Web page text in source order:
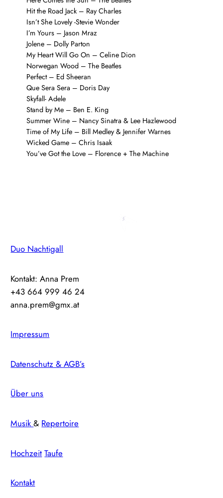
Hit the Road Jack – Ray Charles
Isn’t She Lovely -Stevie Wonder
I’m Yours – Jason Mraz
Jolene – Dolly Parton
My Heart Will Go On – Celine Dion
Norwegan Wood – The Beatles
Perfect – Ed Sheeran
Que Sera Sera – Doris Day
Skyfall- Adele
Stand by Me – Ben E. King
Summer Wine – Nancy Sinatra & Lee Hazlewood
Time of My Life – Bill Medley & Jennifer Warnes
Wicked Game – Chris Isaak
You’ve Got the Love – Florence + The Machine
Duo Nachtigall
Kontakt: Anna Prem
+43 664 999 46 24
anna.prem@gmx.at
Impressum
Datenschutz & AGB’s
Über uns
Musik& Repertoire
Hochzeit Taufe
Kontakt